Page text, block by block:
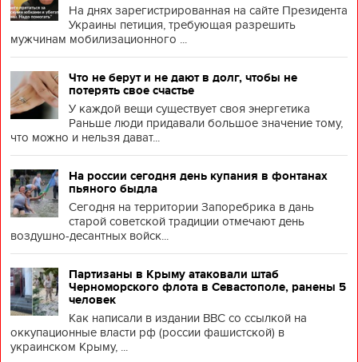
На днях зарегистрированная на сайте Президента
Украины петиция, требующая разрешить
мужчинам мобилизационного ...
Что не берут и не дают в долг, чтобы не
потерять свое счастье
У каждой вещи существует своя энергетика
Раньше люди придавали большое значение тому,
что можно и нельзя дават...
На россии сегодня день купания в фонтанах
пьяного быдла
Сегодня на территории Запоребрика в дань
старой советской традиции отмечают день
воздушно-десантных войск...
Партизаны в Крыму атаковали штаб
Черноморского флота в Севастополе, ранены 5
человек
Как написали в издании BBC со ссылкой на
оккупационные власти рф (россии фашистской) в
украинском Крыму, ...